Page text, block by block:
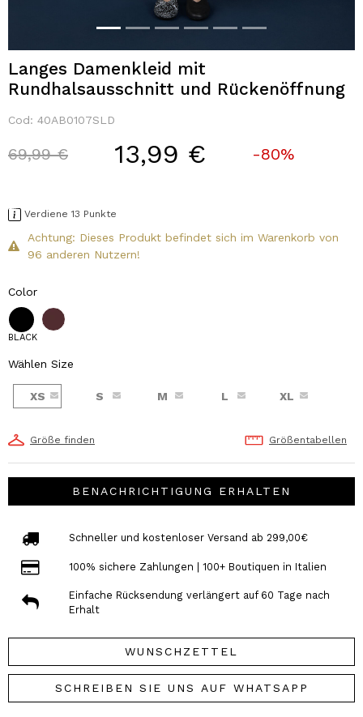
Langes Damenkleid mit
Rundhalsausschnitt und Rückenöffnung
Cod: 40AB0107SLD
Price reduced from
69,99 €to 13,99 € -80%
Verdiene 13 Punkte
Achtung: Dieses Produkt befindet sich im Warenkorb von
96 anderen Nutzern!
Color
BLACK
Wählen Size
XS S M L XL
Größe finden Größentabellen
BENACHRICHTIGUNG ERHALTEN
Schneller und kostenloser Versand ab 299,00€
100% sichere Zahlungen | 100+ Boutiquen in Italien
Einfache Rücksendung verlängert auf 60 Tage nach
Erhalt
WUNSCHZETTEL
SCHREIBEN SIE UNS AUF WHATSAPP